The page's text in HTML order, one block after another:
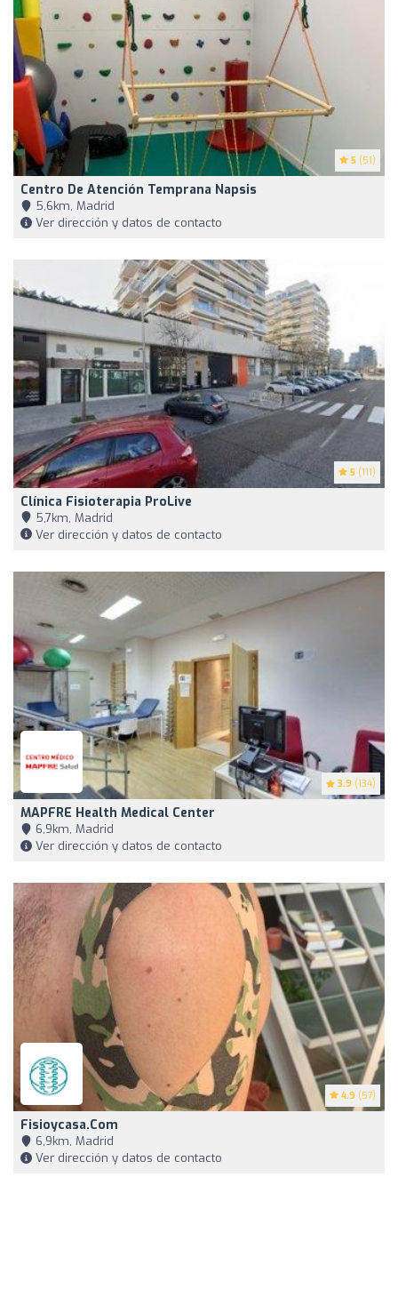
5 (51)
Centro De Atención Temprana Napsis
5,6km, Madrid
Ver dirección y datos de contacto
5 (111)
Clínica Fisioterapia ProLive
5,7km, Madrid
Ver dirección y datos de contacto
3.9 (134)
MAPFRE Health Medical Center
6,9km, Madrid
Ver dirección y datos de contacto
4.9 (57)
Fisioycasa.com
6,9km, Madrid
Ver dirección y datos de contacto